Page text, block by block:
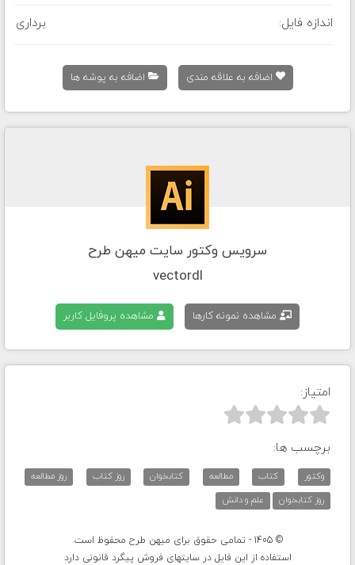
اندازه فایل: برداری
اضافه به علاقه مندی اضافه به پوشه ها
سرویس وکتور سایت میهن طرح
vectordl
مشاهده نمونه کارها مشاهده پروفایل کاربر
امتیاز:



برچسب ها:
وکتور کتاب مطالعه کتابخوان روز کتاب
روز مطالعه
روز کتابخوان
علم و دانش
© 1405 - تمامی حقوق برای میهن طرح محفوظ است.
استفاده از این فایل در سایتهای فروش پیگرد قانونی دارد